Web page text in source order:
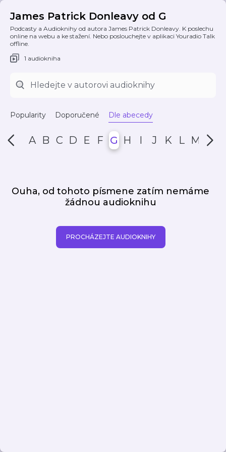
James Patrick Donleavy od G
Podcasty a Audioknihy od autora James Patrick Donleavy. K poslechu
online na webu a ke stažení. Nebo poslouchejte v aplikaci Youradio Talk
offline.
1 audiokniha
Popularity Doporučené Dle abecedy
A B C D E F G H I J K L M N
Ouha, od tohoto písmene zatím nemáme
žádnou audioknihu
PROCHÁZEJTE AUDIOKNIHY